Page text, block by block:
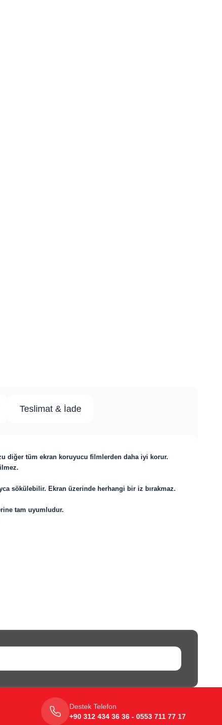
Teslimat & İade
diğer tüm ekran koruyucu filmlerden daha iyi korur.
sökülebilir. Ekran üzerinde herhangi bir iz bırakmaz.
tam uyumludur.
Destek Telefon
+90 312 434 36 36 - 0553 711 77 17